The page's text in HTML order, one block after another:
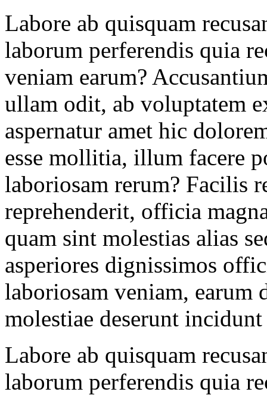
Labore ab quisquam
laborum perferendis quia
veniam earum?
ullam odit, ab voluptatem
aspernatur amet hic
esse mollitia, illum facere
laboriosam rerum? Facilis
reprehenderit, officia
quam sint molestias alias
asperiores dignissimos
laboriosam veniam,
molestiae deserunt
Labore ab quisquam
laborum perferendis quia